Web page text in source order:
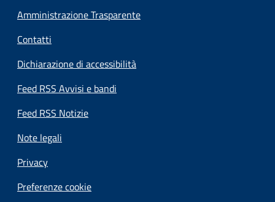
Amministrazione Trasparente
Contatti
Dichiarazione di accessibilità
Feed RSS Avvisi e bandi
Feed RSS Notizie
Note legali
Privacy
Preferenze cookie